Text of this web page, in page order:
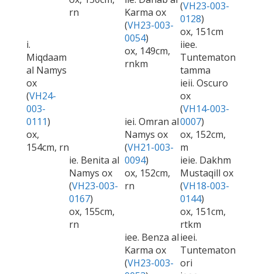
i.
Miqdaam
al Namys
ox
(VH24-
003-
0111)
ox,
154cm, rn
rn
Karma ox
(VH23-003-
0054)
ox, 149cm,
rnkm
(VH23-003-
0128)
ox, 151cm
iiee.
Tuntematon
tamma
ie. Benita al
Namys ox
(VH23-003-
0167)
ox, 155cm,
rn
iei. Omran al
Namys ox
(VH21-003-
0094)
ox, 152cm,
rn
ieii. Oscuro
ox
(VH14-003-
0007)
ox, 152cm,
m
ieie. Dakhm
Mustaqill ox
(VH18-003-
0144)
ox, 151cm,
rtkm
iee. Benza al
Karma ox
(VH23-003-
ieei.
Tuntematon
ori